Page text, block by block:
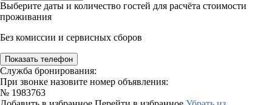
Выберите даты и количество гостей для расчёта стоимости
проживания
Без комиссии и сервисных сборов
Показать телефон
Служба бронирования:
При звонке назовите номер объявления:
№ 1983763